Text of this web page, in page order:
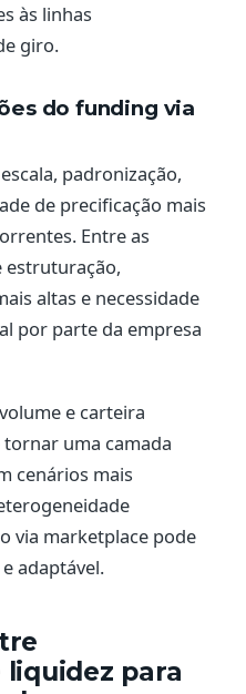
às linhas
giro.
do funding via
padronização,
de precificação mais
Entre as
estruturação,
altas e necessidade
por parte da empresa
e carteira
tornar uma camada
cenários mais
via marketplace pode
adaptável.
para